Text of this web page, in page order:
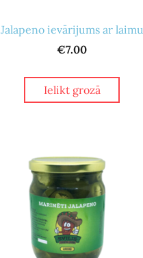
Jalapeno ievārijums ar laimu
€7.00
Ielikt grozā